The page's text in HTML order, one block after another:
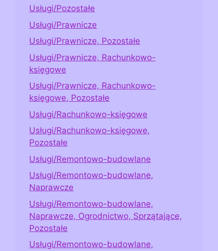
Usługi/Pozostałe
Usługi/Prawnicze
Usługi/Prawnicze, Pozostałe
Usługi/Prawnicze, Rachunkowo-
księgowe
Usługi/Prawnicze, Rachunkowo-
księgowe, Pozostałe
Usługi/Rachunkowo-księgowe
Usługi/Rachunkowo-księgowe,
Pozostałe
Usługi/Remontowo-budowlane
Usługi/Remontowo-budowlane,
Naprawcze
Usługi/Remontowo-budowlane,
Naprawcze, Ogrodnictwo, Sprzątające,
Pozostałe
Usługi/Remontowo-budowlane,